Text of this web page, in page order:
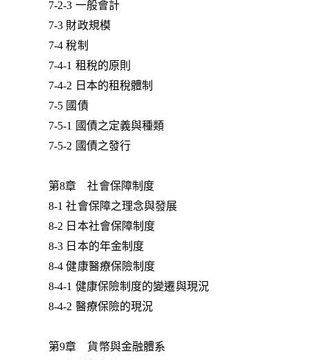
7-2-3 一般會計
7-3 財政規模
7-4 稅制
7-4-1 租稅的原則
7-4-2 日本的租稅體制
7-5 國債
7-5-1 國債之定義與種類
7-5-2 國債之發行
第8章 社會保障制度
8-1 社會保障之理念與發展
8-2 日本社會保障制度
8-3 日本的年金制度
8-4 健康醫療保險制度
8-4-1 健康保險制度的變遷與現況
8-4-2 醫療保險的現況
第9章 貨幣與金融體系